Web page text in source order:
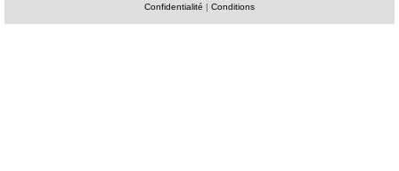
Confidentialité | Conditions